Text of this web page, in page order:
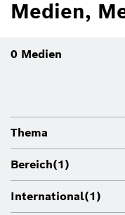
Medien,
0 Medien
Thema
Bereich(1)
International(1)